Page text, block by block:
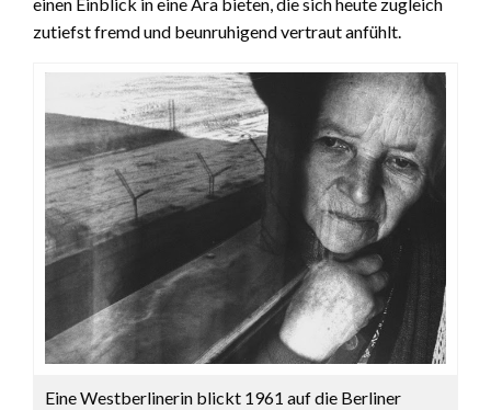
zutiefst fremd und beunruhigend vertraut anfühlt.
Eine Westberlinerin blickt 1961 auf die Berliner